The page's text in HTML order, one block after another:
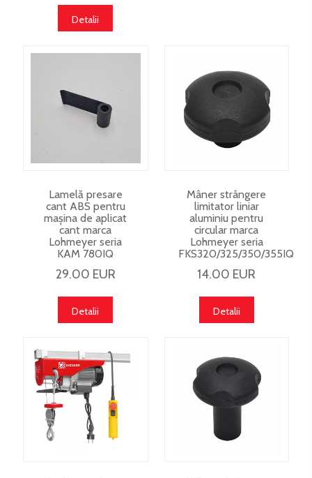
Detalii
Lamelă presare
cant ABS pentru
mașina de aplicat
cant marca
Lohmeyer seria
KAM 780IQ
29.00 EUR
Detalii
Mâner strângere
limitator liniar
aluminiu pentru
circular marca
Lohmeyer seria
FKS320/325/350/355IQ
14.00 EUR
Detalii